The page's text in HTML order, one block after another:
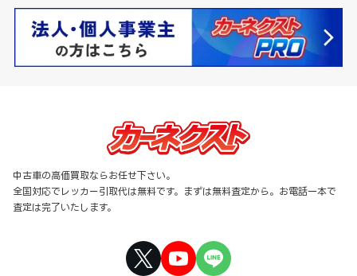
中古車の高価買取ならお任せ下さい。
全国対応でレッカー引取代は無料です。まずは無料査定から。お電話一本で
査定は完了いたします。